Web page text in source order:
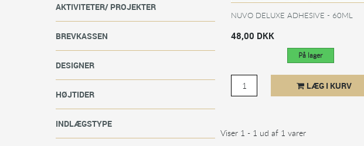
AKTIVITETER/ PROJEKTER
BREVKASSEN
DESIGNER
HØJTIDER
INDLÆGSTYPE
NUVO DELUXE ADHESIVE - 60ML
48,00 DKK
På lager
LÆG I KURV
Viser 1 - 1 ud af 1 varer